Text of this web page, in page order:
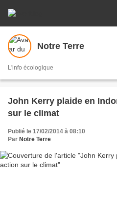
Notre Terre
L'info écologique
John Kerry plaide en
sur le climat
Publié le 17/02/2014 à 08:10
Par Notre Terre